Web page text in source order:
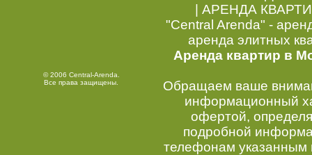
© 2006 Central-Arenda.
Все права защищены.
|АРЕНДА
"Central Arenda" -
аренда элитных
Аренда квартир в
Обращаем ваше
информационный
офертой,
подробной
телефонам указанным